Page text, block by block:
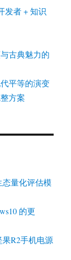
发者 + 知识
古典魅力的
平等的演变
方案
量化评估模
的更
R2手机电源